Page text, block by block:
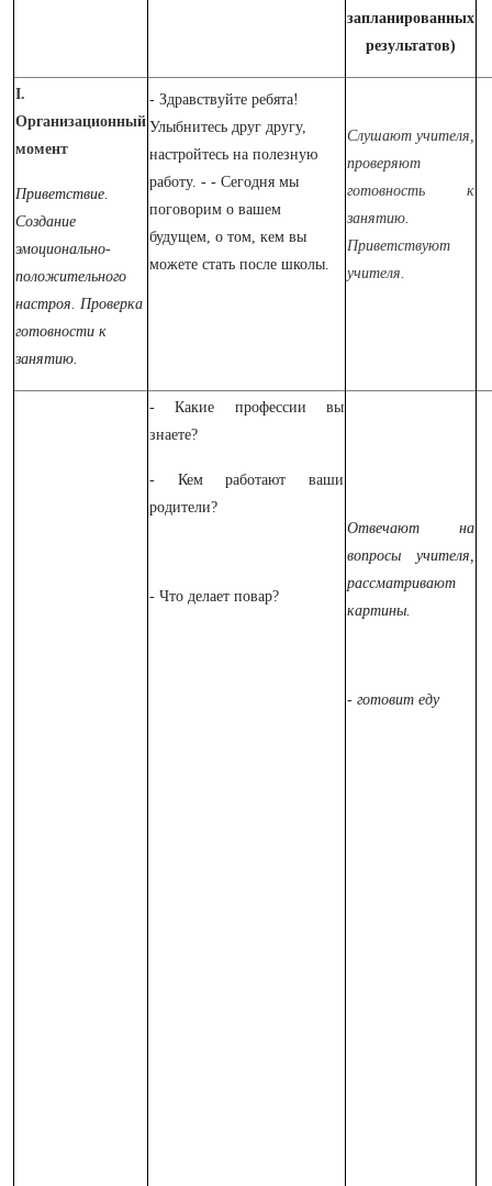
запланированных
результатов)
I.
Организационный
момент
Приветствие.
Создание
эмоционально-
положительного
настроя. Проверка
готовности к
занятию.
- Здравствуйте ребята!
Улыбнитесь друг другу,
настройтесь на полезную
работу. - - Сегодня мы
поговорим о вашем
будущем, о том, кем вы
можете стать после школы.
Слушают учителя,
проверяют
готовность к
занятию.
Приветствуют
учителя.
- Какие профессии вы
знаете?
- Кем работают ваши
родители?
- Что делает повар?
Отвечают на
вопросы учителя,
рассматривают
картины.
- готовит еду